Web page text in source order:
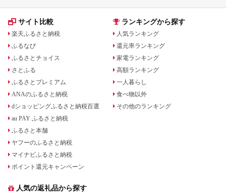
サイト比較
楽天ふるさと納税
ふるなび
ふるさとチョイス
さとふる
ふるさとプレミアム
ANAのふるさと納税
dショッピングふるさと納税百選
au PAY ふるさと納税
ふるさと本舗
ヤフーのふるさと納税
マイナビふるさと納税
ポイント還元キャンペーン
ランキングから探す
人気ランキング
還元率ランキング
家電ランキング
高額ランキング
一人暮らし
食べ物以外
その他のランキング
人気の返礼品から探す